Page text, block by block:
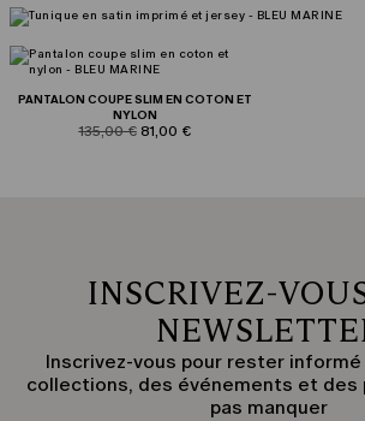
PANTALON COUPE SLIM EN COTON ET
NYLON
product.price.original
135,00 € product.price.sale
81,00 €
INSCRIVEZ-
Inscrivez-vous pour rester
collections, des événements et des
pas manquer